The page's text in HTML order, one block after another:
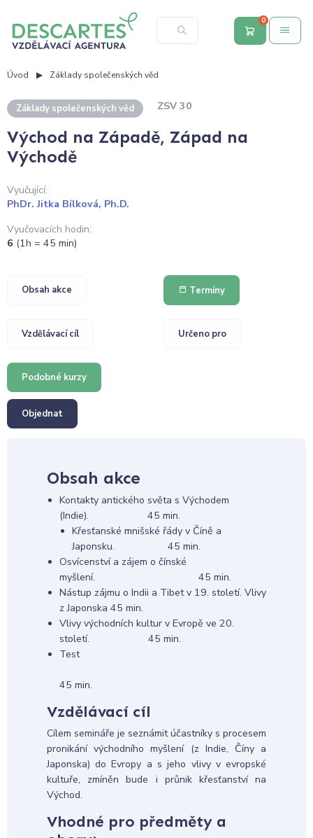
0
Úvod Základy společenských věd
Základy společenských věd ZSV 30
Východ na Západě, Západ na
Východě
Vyučující:
PhDr. Jitka Bílková, Ph.D.
Vyučovacích hodin:
6 (1h = 45 min)
Obsah akce Termíny
Vzdělávací cíl Určeno pro
Podobné kurzy
Objednat
Obsah akce
Kontakty antického světa s Východem
(Indie). 45 min.
Křesťanské mnišské řády v Číně a
Japonsku. 45 min.
Osvícenství a zájem o čínské
myšlení. 45 min.
Nástup zájmu o Indii a Tibet v 19. století. Vlivy
z Japonska 45 min.
Vlivy východních kultur v Evropě ve 20.
století. 45 min.
Test
45 min.
Vzdělávací cíl
Cílem semináře je seznámit účastníky s procesem
pronikání východního myšlení (z Indie, Číny a
Japonska) do Evropy a s jeho vlivy v evropské
kultuře, zmíněn bude i průnik křesťanství na
Východ.
Vhodné pro předměty a